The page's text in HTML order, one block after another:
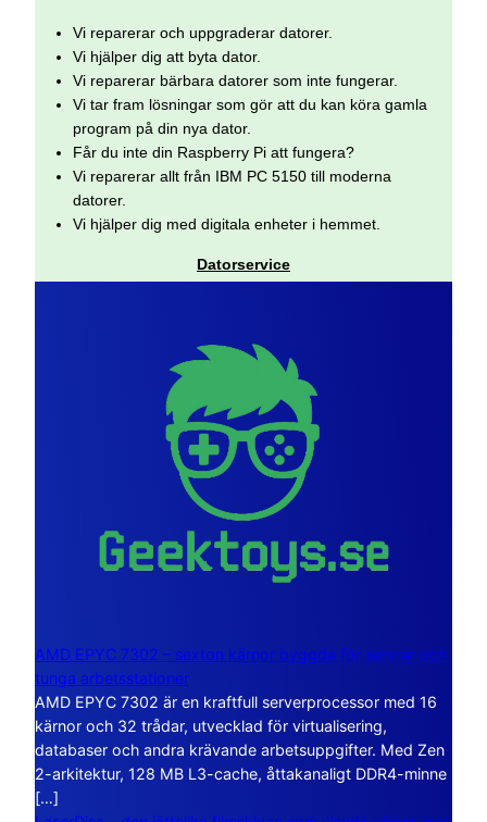
Vi reparerar och uppgraderar datorer.
Vi hjälper dig att byta dator.
Vi reparerar bärbara datorer som inte fungerar.
Vi tar fram lösningar som gör att du kan köra gamla
program på din nya dator.
Får du inte din Raspberry Pi att fungera?
Vi reparerar allt från IBM PC 5150 till moderna
datorer.
Vi hjälper dig med digitala enheter i hemmet.
Datorservice
AMD EPYC 7302 – sexton kärnor byggda för servrar och
tunga arbetsstationer
AMD EPYC 7302 är en kraftfull serverprocessor med 16
kärnor och 32 trådar, utvecklad för virtualisering,
databaser och andra krävande arbetsuppgifter. Med Zen
2-arkitektur, 128 MB L3-cache, åttakanaligt DDR4-minne
[…]